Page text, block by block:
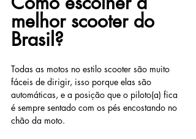
melhor scooter do
Brasil?
Todas as motos no estilo scooter são muito
fáceis de dirigir, isso porque elas são
automáticas, e a posição que o piloto(a) fica
é sempre sentado com os pés encostando no
chão da moto.